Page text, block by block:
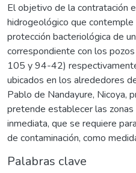
El objetivo de la contratación
hidrogeológico que
protección bacteriológica de
correspondiente con los
105 y 94-42)
ubicados en los alrededores
Pablo de Nandayure, Nicoya,
pretende establecer las
inmediata, que se requiere
de contaminación, como
Palabras clave